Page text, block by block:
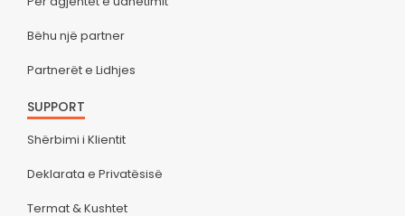
Bëhu një partner
Partnerët e Lidhjes
SUPPORT
Shërbimi i Klientit
Deklarata e Privatësisë
Termat & Kushtet